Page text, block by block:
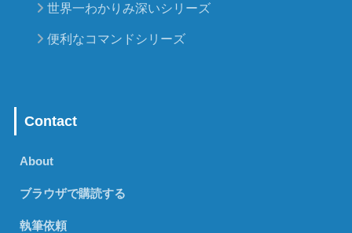
世界一わかりみ深いシリーズ
便利なコマンドシリーズ
Contact
About
ブラウザで購読する
執筆依頼